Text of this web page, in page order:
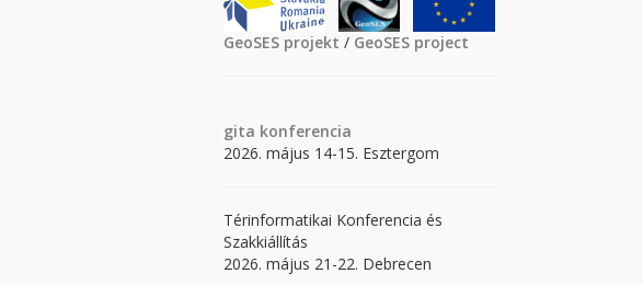
GeoSES projekt / GeoSES project
gita konferencia
2026. május 14-15. Esztergom
Térinformatikai Konferencia és
Szakkiállítás
2026. május 21-22. Debrecen